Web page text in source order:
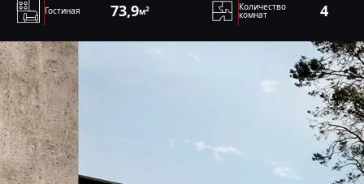
Гостиная 73,9м2 Количество
комнат 4